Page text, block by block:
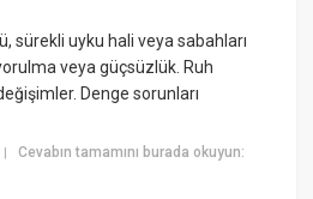
sürekli uyku hali veya sabahları
veya güçsüzlük. Ruh
Denge sorunları
|Cevabın tamamını burada okuyun: